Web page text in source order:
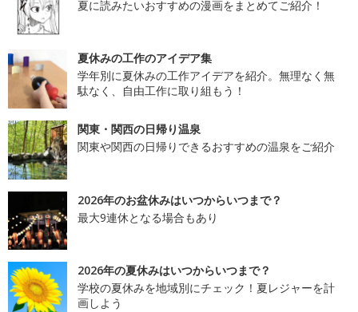
夏に読みたいおすすめの漫画をまとめてご紹介！
夏休みの工作のアイデア集
学年別に夏休みの工作アイデアを紹介。無理なく無
駄なく、自由工作に取り組もう！
関東・関西の日帰り温泉
関東や関西の日帰りできるおすすめの温泉をご紹介
2026年のお盆休みはいつからいつまで？
最大9連休となる場合もあり
2026年の夏休みはいつからいつまで？
学校の夏休みを地域別にチェック！夏レジャーを計
画しよう